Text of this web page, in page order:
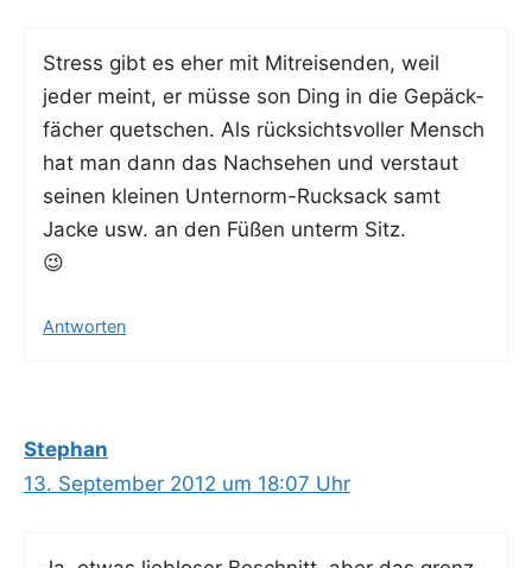
Stress gibt es eher mit Mit­rei­sen­den, weil
jeder meint, er müs­se son Ding in die Gepäck­
fä­cher quet­schen. Als rück­sichts­vol­ler Mensch
hat man dann das Nach­se­hen und ver­staut
sei­nen klei­nen Unter­norm-Ruck­sack samt
Jacke usw. an den Füßen unterm Sitz.
😉
Antworten
Stephan
13. September 2012 um 18:07 Uhr